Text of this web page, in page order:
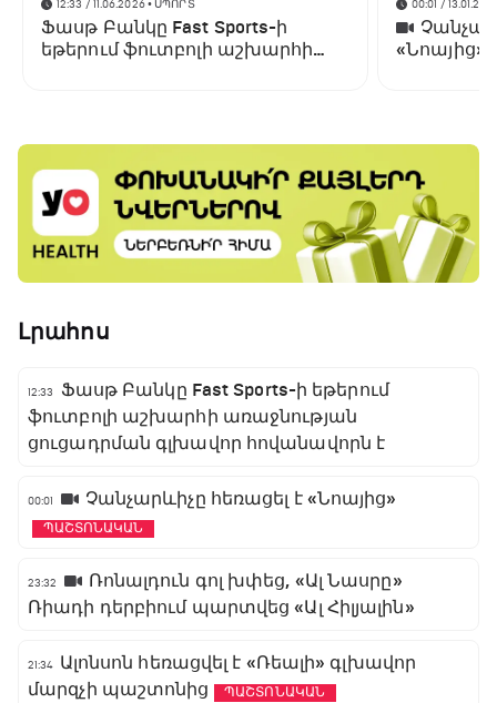
12:33 / 11.06.2026• ՍՊՈՐՏ
Ֆասթ Բանկը Fast Sports-ի
եթերում ֆուտբոլի աշխարհի
00:01 /
«Նոայից»
Լրահոս
12:33
Ֆասթ Բանկը Fast Sports-ի եթերում
ֆուտբոլի աշխարհի առաջնության
ցուցադրման գլխավոր հովանավորն է
00:01 Չանչարևիչը հեռացել է «Նոայից»
ՊԱՇՏՈՆԱԿԱՆ
23:32
Ռոնալդուն գոլ խփեց, «Ալ Նասրը»
Ռիադի դերբիում պարտվեց «Ալ Հիլյալին»
21:34 Ալոնսոն հեռացվել է «Ռեալի» գլխավոր
մարզչի պաշտոնից
ՊԱՇՏՈՆԱԿԱՆ